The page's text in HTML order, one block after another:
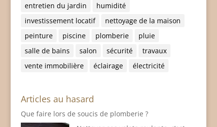
entretien du jardin
humidité
investissement locatif
nettoyage de la maison
peinture
piscine plomberie
pluie
salle de bains
salon sécurité
travaux
vente immobilière
éclairage électricité
Articles au hasard
Que faire lors de soucis de plomberie ?